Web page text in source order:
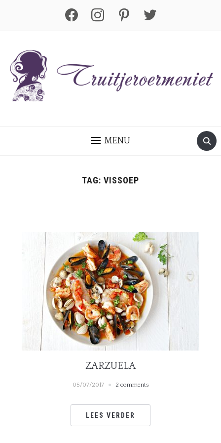
facebook instagram pinterest twitter
MENU
TAG: VISSOEP
ZARZUELA
05/07/2017 2 comments
LEES VERDER